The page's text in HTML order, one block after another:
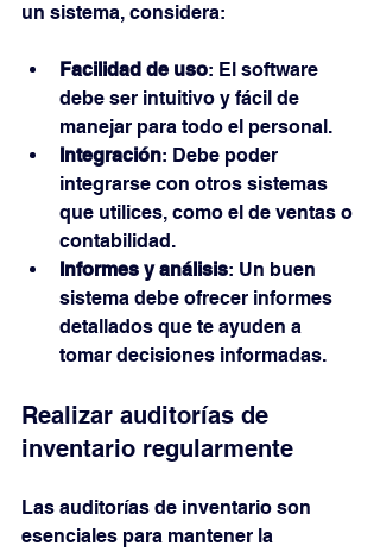
un sistema, considera:
Facilidad de uso: El software
debe ser intuitivo y fácil de
manejar para todo el personal.
Integración: Debe poder
integrarse con otros sistemas
que utilices, como el de ventas o
contabilidad.
Informes y análisis: Un buen
sistema debe ofrecer informes
detallados que te ayuden a
tomar decisiones informadas.
Realizar auditorías de
inventario regularmente
Las auditorías de inventario son
esenciales para mantener la